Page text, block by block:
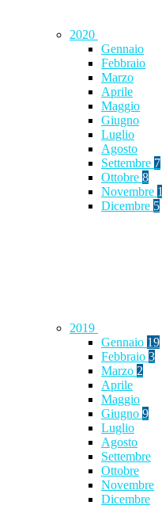
2020
Gennaio
Febbraio
Marzo
Aprile
Maggio
Giugno
Luglio
Agosto
Settembre 7
Ottobre 8
Novembre 1
Dicembre 5
2019
Gennaio 19
Febbraio 3
Marzo 2
Aprile
Maggio
Giugno 9
Luglio
Agosto
Settembre
Ottobre
Novembre
Dicembre